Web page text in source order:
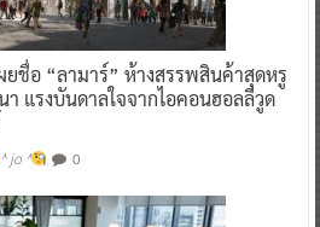
ชื่อ “ลามาร์” ห้างสรรพสินค้าสุดหรู
า แรงบันดาลใจจากไอคอนฮอลลีวูด
^ jo ^ 0